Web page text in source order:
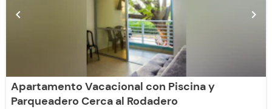
chevron_left chevron_right
Apartamento Vacacional con Piscina y
Parqueadero Cerca al Rodadero